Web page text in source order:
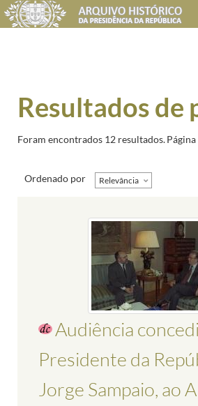
Resultados de
Foram encontrados 12 resultados.Página
Ordenado por Relevância
Audiência
Presidente da
Jorge Sampaio, ao